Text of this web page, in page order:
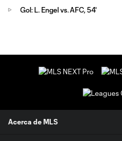
Gol: L. Engel vs. AFC, 54'
Acerca de MLS